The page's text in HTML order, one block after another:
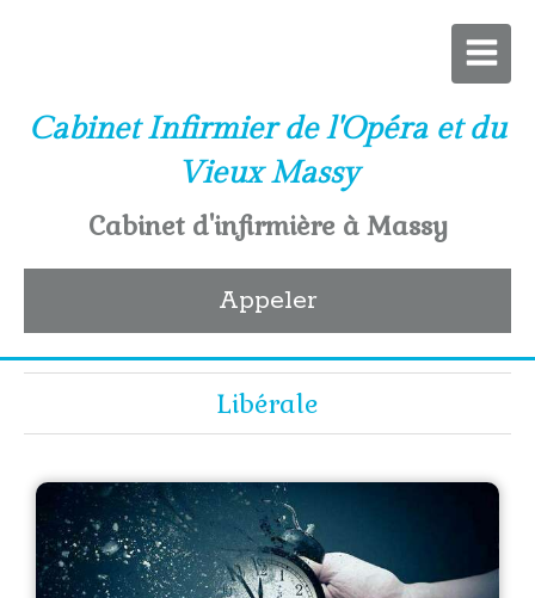
Cabinet Infirmier de l'Opéra et du
Vieux Massy
Cabinet d'infirmière à Massy
Appeler
Libérale